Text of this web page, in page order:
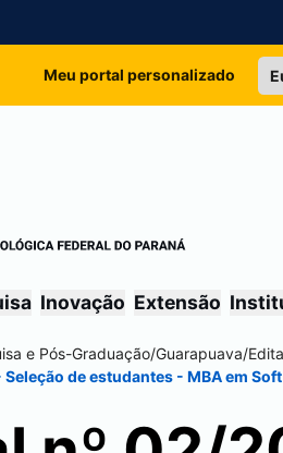
Meu portal personalizado
Inovação Extensão
e Pós-Graduação/Guarapuava/
de estudantes - MBA em